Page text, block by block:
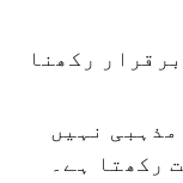
رکھنا
نہیں
رکھتا ہے۔